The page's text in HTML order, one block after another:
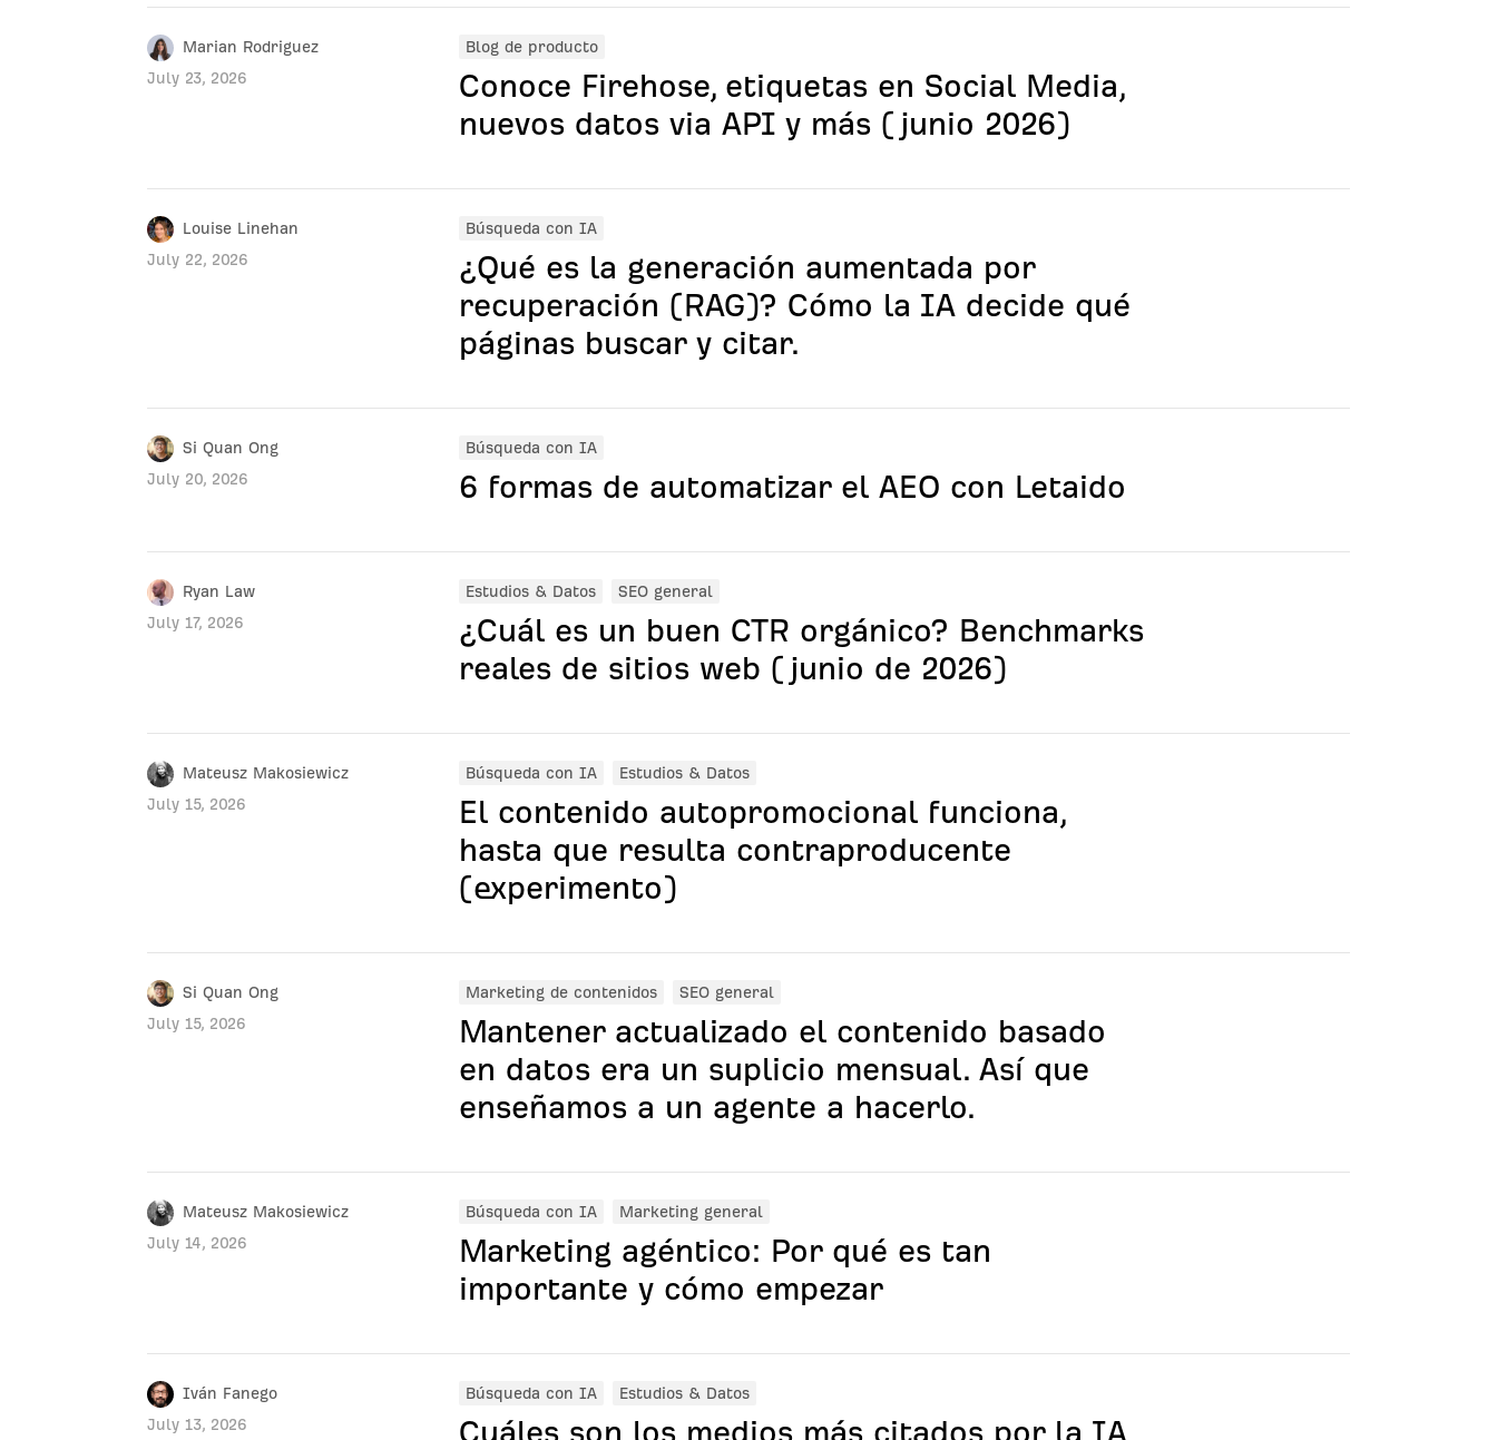
Marian Rodriguez
July 23, 2026
Blog de producto
Conoce Firehose, etiquetas en Social Media,
nuevos datos via API y más (junio 2026)
Louise Linehan
July 22, 2026
Búsqueda con IA
¿Qué es la generación aumentada por
recuperación (RAG)? Cómo la IA decide qué
páginas buscar y citar.
Si Quan Ong
July 20, 2026
Búsqueda con IA
6 formas de automatizar el AEO con Letaido
Ryan Law
July 17, 2026
Estudios & Datos SEO general
¿Cuál es un buen CTR orgánico? Benchmarks
reales de sitios web (junio de 2026)
Mateusz Makosiewicz
July 15, 2026
Búsqueda con IA Estudios & Datos
El contenido autopromocional funciona,
hasta que resulta contraproducente
(experimento)
Si Quan Ong
July 15, 2026
Marketing de contenidos SEO general
Mantener actualizado el contenido basado
en datos era un suplicio mensual. Así que
enseñamos a un agente a hacerlo.
Mateusz Makosiewicz
July 14, 2026
Búsqueda con IA Marketing general
Marketing agéntico: Por qué es tan
importante y cómo empezar
Iván Fanego
July 13, 2026
Búsqueda con IA Estudios & Datos
Cuáles son los medios más citados por la IA